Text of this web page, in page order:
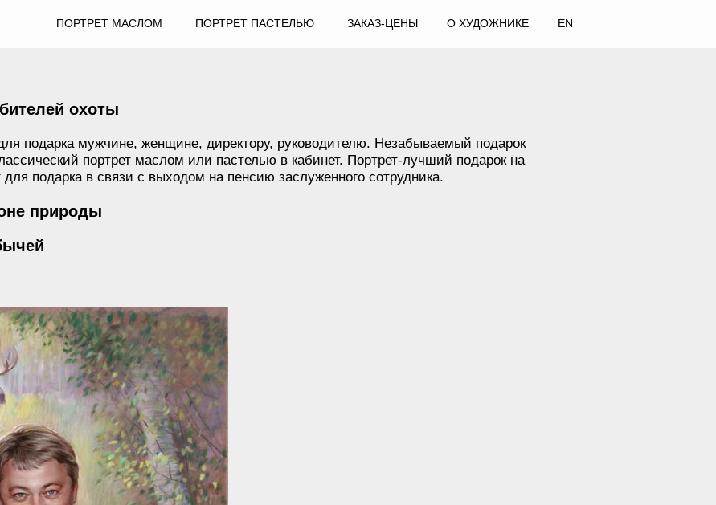
ПОРТРЕТ МАСЛОМ ПОРТРЕТ ПАСТЕЛЬЮ ЗАКАЗ-ЦЕНЫ О ХУДОЖНИКЕ EN
охоты
подарка мужчине, женщине, директору, руководителю. Незабываемый подарок
портрет маслом или пастелью в кабинет. Портрет-лучший подарок на
подарка в связи с выходом на пенсию заслуженного сотрудника.
природы